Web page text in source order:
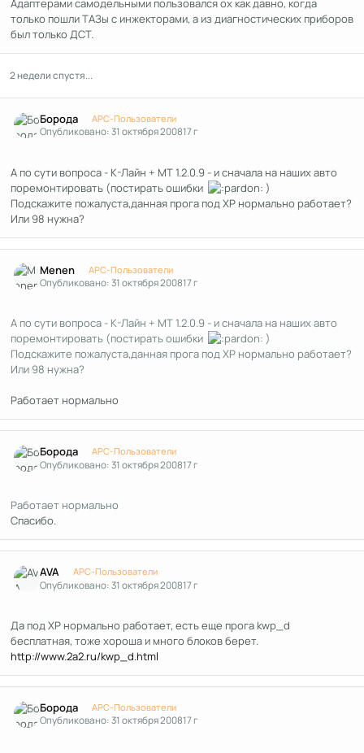
Адаптерами самодельными пользовался ох как давно, когда
только пошли ТАЗы с инжекторами, а из диагностических приборов
был только ДСТ.
2 недели спустя...
Борода APC-Пользователи
Опубликовано:31 октября 200817 г
А по сути вопроса - К-Лайн + МТ 1.2.0.9 - и сначала на наших авто
поремонтировать (постирать ошибки
)
Подскажите пожалуста,данная прога под XP нормально работает?
Или 98 нужна?
Menen APC-Пользователи
Опубликовано:31 октября 200817 г
А по сути вопроса - К-Лайн + МТ 1.2.0.9 - и сначала на наших авто
поремонтировать (постирать ошибки
)
Подскажите пожалуста,данная прога под XP нормально работает?
Или 98 нужна?
Работает нормально
Борода APC-Пользователи
Опубликовано:31 октября 200817 г
Работает нормально
Спасибо.
AVA APC-Пользователи
Опубликовано:31 октября 200817 г
Да под XP нормально работает, есть еще прога kwp_d
бесплатная, тоже хороша и много блоков берет.
http://www.2a2.ru/kwp_d.html
Борода APC-Пользователи
Опубликовано:31 октября 200817 г